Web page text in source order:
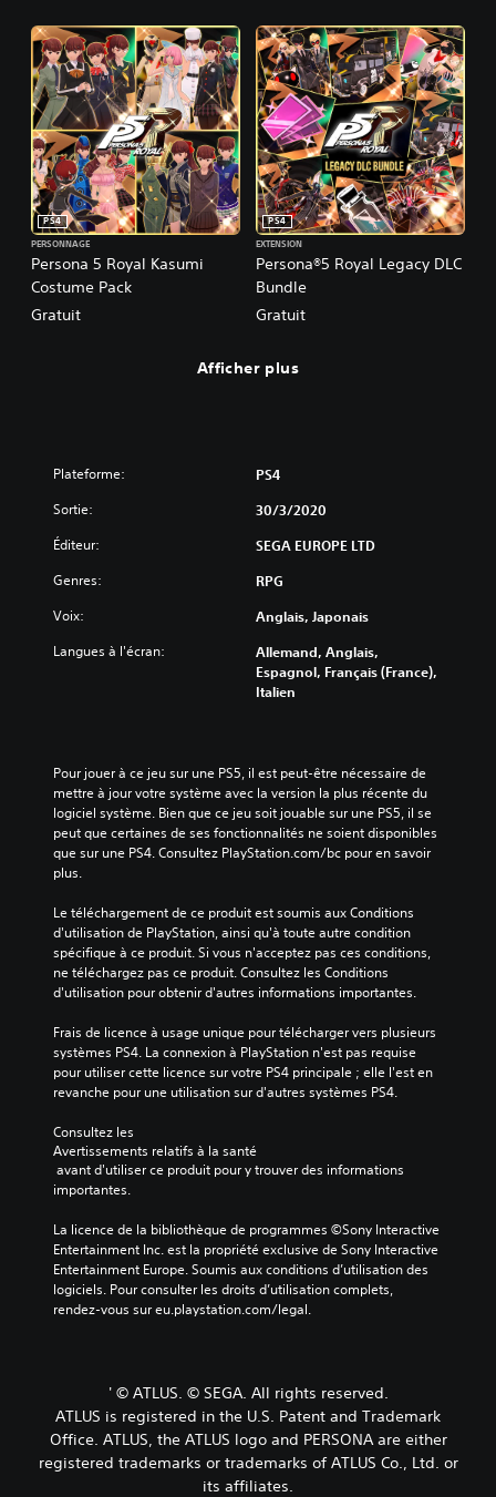
Persona 5 Royal Kasumi
Costume Pack
PS4
PERSONNAGE
Gratuit
Persona®5 Royal Legacy DLC
Bundle
PS4
EXTENSION
Gratuit
Afficher plus
Plateforme: PS4
Sortie: 30/3/2020
Éditeur: SEGA EUROPE LTD
Genres: RPG
Voix: Anglais, Japonais
Langues à l'écran:
Allemand, Anglais,
Espagnol, Français (France),
Italien
Pour jouer à ce jeu sur une PS5, il est peut-être nécessaire de
mettre à jour votre système avec la version la plus récente du
logiciel système. Bien que ce jeu soit jouable sur une PS5, il se
peut que certaines de ses fonctionnalités ne soient disponibles
que sur une PS4. Consultez PlayStation.com/bc pour en savoir
plus.
Le téléchargement de ce produit est soumis aux Conditions
d'utilisation de PlayStation, ainsi qu'à toute autre condition
spécifique à ce produit. Si vous n'acceptez pas ces conditions,
ne téléchargez pas ce produit. Consultez les Conditions
d'utilisation pour obtenir d'autres informations importantes.
Frais de licence à usage unique pour télécharger vers plusieurs
systèmes PS4. La connexion à PlayStation n'est pas requise
pour utiliser cette licence sur votre PS4 principale ; elle l'est en
revanche pour une utilisation sur d'autres systèmes PS4.
Consultez les
Avertissements relatifs à la santé
importantes.
La licence de la bibliothèque de programmes ©Sony Interactive
Entertainment Inc. est la propriété exclusive de Sony Interactive
Entertainment Europe. Soumis aux conditions d’utilisation des
logiciels. Pour consulter les droits d’utilisation complets,
rendez-vous sur eu.playstation.com/legal.
' © ATLUS. © SEGA. All rights reserved.
ATLUS is registered in the U.S. Patent and Trademark
Office. ATLUS, the ATLUS logo and PERSONA are either
registered trademarks or trademarks of ATLUS Co., Ltd. or
its affiliates.